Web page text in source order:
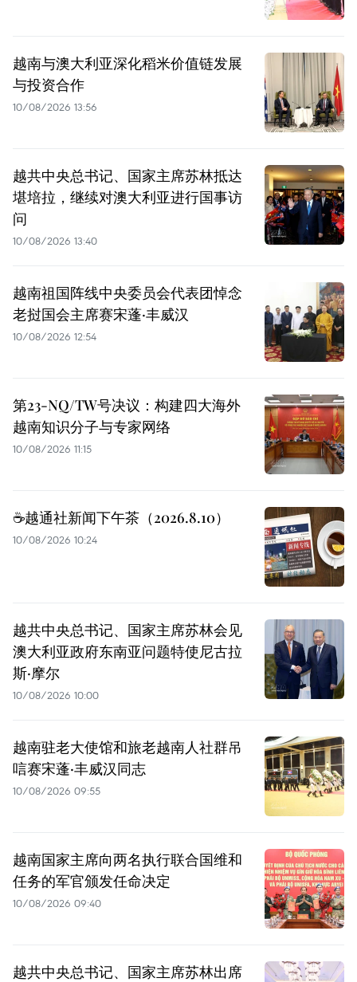
越南与澳大利亚深化稻米价值链发展
与投资合作
10/08/2026 13:56
越共中央总书记、国家主席苏林抵达
堪培拉，继续对澳大利亚进行国事访
问
10/08/2026 13:40
越南祖国阵线中央委员会代表团悼念
老挝国会主席赛宋蓬·丰威汉
10/08/2026 12:54
第23-NQ/TW号决议：构建四大海外
越南知识分子与专家网络
10/08/2026 11:15
☕️越通社新闻下午茶（2026.8.10）
10/08/2026 10:24
越共中央总书记、国家主席苏林会见
澳大利亚政府东南亚问题特使尼古拉
斯·摩尔
10/08/2026 10:00
越南驻老大使馆和旅老越南人社群吊
唁赛宋蓬·丰威汉同志
10/08/2026 09:55
越南国家主席向两名执行联合国维和
任务的军官颁发任命决定
10/08/2026 09:40
越共中央总书记、国家主席苏林出席